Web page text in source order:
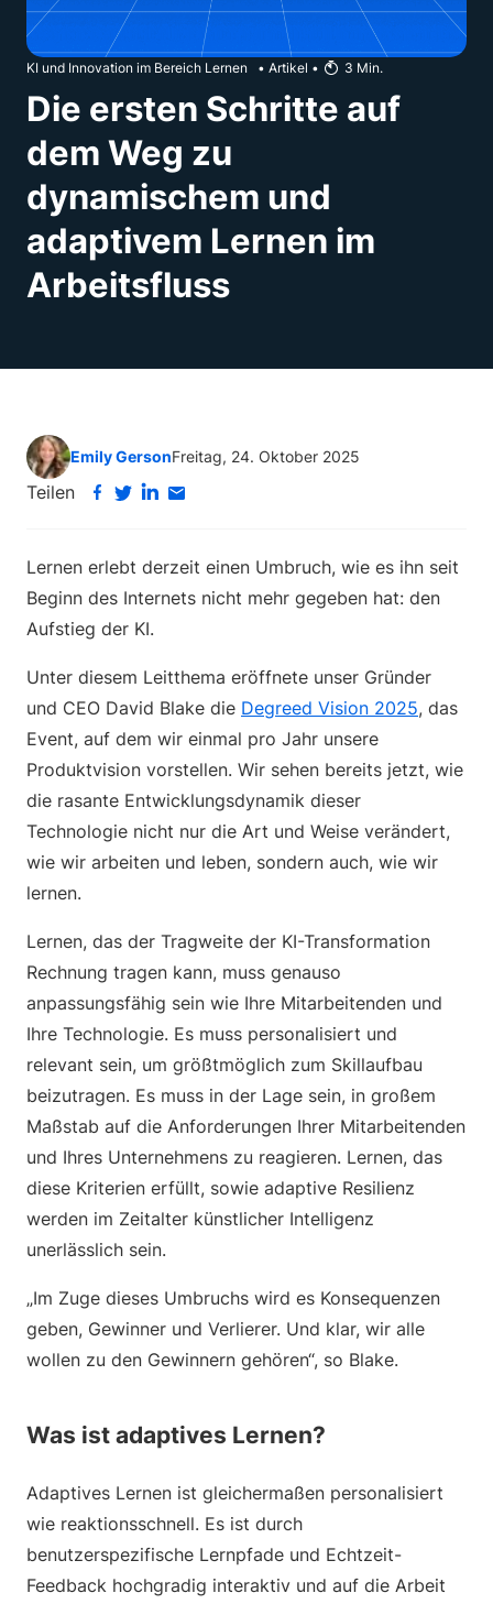
KI und Innovation im Bereich Lernen • Artikel • 3 Min.
Die ersten Schritte auf
dem Weg zu
dynamischem und
adaptivem Lernen im
Arbeitsfluss
Emily GersonFreitag, 24. Oktober 2025
Teilen
Lernen erlebt derzeit einen Umbruch, wie es ihn seit
Beginn des Internets nicht mehr gegeben hat: den
Aufstieg der KI.
Unter diesem Leitthema eröffnete unser Gründer
und CEO David Blake die Degreed Vision 2025, das
Event, auf dem wir einmal pro Jahr unsere
Produktvision vorstellen. Wir sehen bereits jetzt, wie
die rasante Entwicklungsdynamik dieser
Technologie nicht nur die Art und Weise verändert,
wie wir arbeiten und leben, sondern auch, wie wir
lernen.
Lernen, das der Tragweite der KI-Transformation
Rechnung tragen kann, muss genauso
anpassungsfähig sein wie Ihre Mitarbeitenden und
Ihre Technologie. Es muss personalisiert und
relevant sein, um größtmöglich zum Skillaufbau
beizutragen. Es muss in der Lage sein, in großem
Maßstab auf die Anforderungen Ihrer Mitarbeitenden
und Ihres Unternehmens zu reagieren. Lernen, das
diese Kriterien erfüllt, sowie adaptive Resilienz
werden im Zeitalter künstlicher Intelligenz
unerlässlich sein.
„Im Zuge dieses Umbruchs wird es Konsequenzen
geben, Gewinner und Verlierer. Und klar, wir alle
wollen zu den Gewinnern gehören“, so Blake.
Was ist adaptives Lernen?
Adaptives Lernen ist gleichermaßen personalisiert
wie reaktionsschnell. Es ist durch
benutzerspezifische Lernpfade und Echtzeit-
Feedback hochgradig interaktiv und auf die Arbeit